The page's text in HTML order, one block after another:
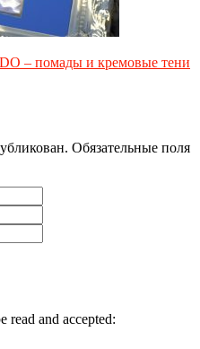
– помады и кремовые тени
Обязательные поля
read and accepted: